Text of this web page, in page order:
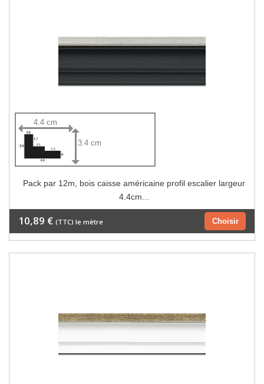
4.4 cm
3.4 cm
Pack par 12m, bois caisse américaine profil escalier largeur
4.4cm...
Choisir
10,89 € (TTC) le mètre